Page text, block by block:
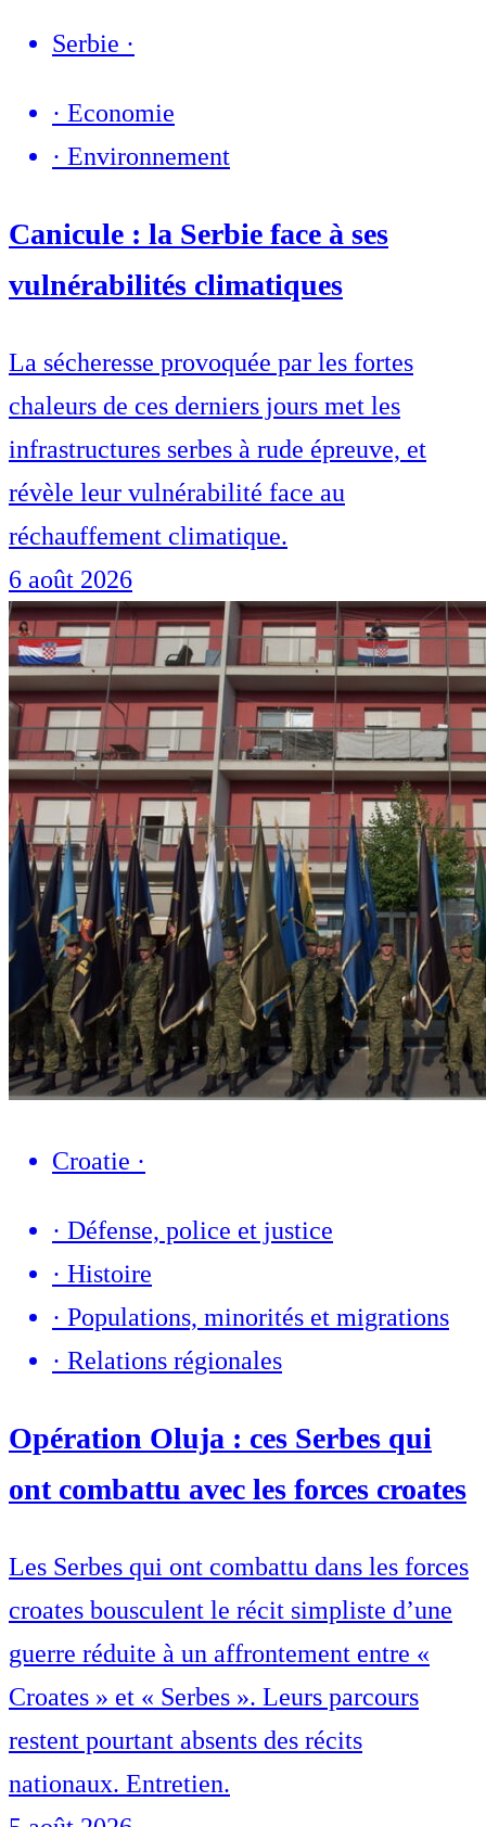
Serbie ·
· Economie
· Environnement
Canicule : la Serbie face à ses
vulnérabilités climatiques
La sécheresse provoquée par les fortes
chaleurs de ces derniers jours met les
infrastructures serbes à rude épreuve, et
révèle leur vulnérabilité face au
réchauffement climatique.
6 août 2026
Croatie ·
· Défense, police et justice
· Histoire
· Populations, minorités et migrations
· Relations régionales
Opération Oluja : ces Serbes qui
ont combattu avec les forces croates
Les Serbes qui ont combattu dans les forces
croates bousculent le récit simpliste d’une
guerre réduite à un affrontement entre «
Croates » et « Serbes ». Leurs parcours
restent pourtant absents des récits
nationaux. Entretien.